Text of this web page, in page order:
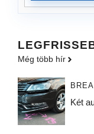
Még több hír
Két